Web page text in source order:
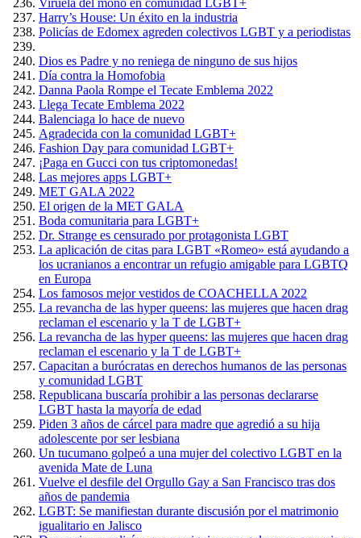
Viruela del mono en comunidad LGBT+
Harry’s House: Un éxito en la industria
Policías de Edomex agreden colectivos LGBT y a periodistas
Dios es Padre y no reniega de ninguno de sus hijos
Día contra la Homofobia
Danna Paola Rompe el Tecate Emblema 2022
Llega Tecate Emblema 2022
Balenciaga lo hace de nuevo
Agradecida con la comunidad LGBT+
Fashion Day para comunidad LGBT+
¡Paga en Gucci con tus criptomonedas!
Las mejores apps LGBT+
MET GALA 2022
El origen de la MET GALA
Boda comunitaria para LGBT+
Dr. Strange es censurado por protagonista LGBT
La aplicación de citas para LGBT «Romeo» está ayudando a
los ucranianos a encontrar un refugio amigable para LGBTQ
en Europa
Los famosos mejor vestidos de COACHELLA 2022
La revancha de las hyper queens: las mujeres que hacen drag
reclaman el escenario y la T de LGBT+
La revancha de las hyper queens: las mujeres que hacen drag
reclaman el escenario y la T de LGBT+
Capacitan a burócratas en derechos humanos de las personas
y comunidad LGBT
Republicana buscaría prohibir a las personas declararse
LGBT hasta la mayoría de edad
Piden 3 años de cárcel para madre que agredió a su hija
adolescente por ser lesbiana
Un tucumano golpeó a una mujer del colectivo LGBT en la
avenida Mate de Luna
Vuelve el desfile del Orgullo Gay a San Francisco tras dos
años de pandemia
LGBT: Se manifiestan durante discusión por el matrimonio
igualitario en Jalisco